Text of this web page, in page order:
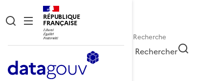
RÉPUBLIQUE
FRANÇAISE
Rechercher